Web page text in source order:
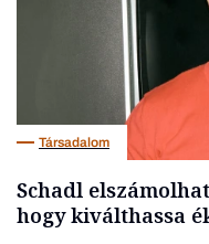
Társadalom
Schadl
hogy kiválthassa